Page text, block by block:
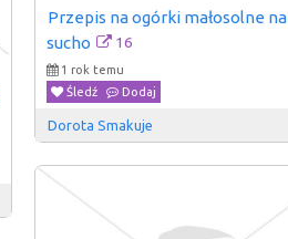
Przepis na ogórki małosolne na
sucho
16
1 rok temu
Śledź
Dodaj
Dorota Smakuje